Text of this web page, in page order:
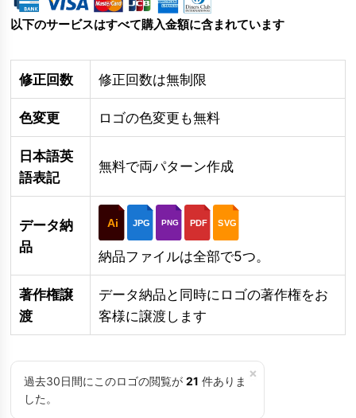
以下のサービスはすべて購入金額に含まれています
修正回数 修正回数は無制限
色変更 ロゴの色変更も無料
日本語英
語表記
無料で両パターン作成
データ納
品
Ai JPG PNG PDF SVG
納品ファイルは全部で5つ。
著作権譲
渡
データ納品と同時にロゴの著作権をお
客様に譲渡します
×
過去30日間にこのロゴの閲覧が 21 件ありま
した。